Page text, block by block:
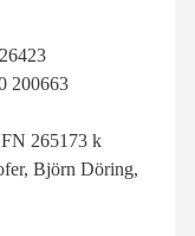
200663
265173 k
Björn Döring,